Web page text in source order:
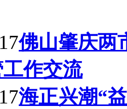
佛山肇庆两
作交流
海正兴潮“